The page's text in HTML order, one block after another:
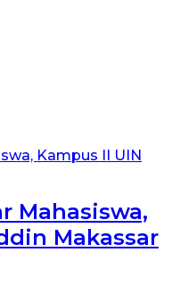
Mahasiswa,
Makassar